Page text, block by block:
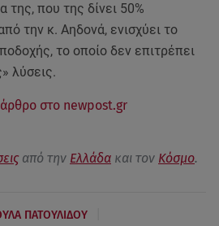
της, που της δίνει 50%
την κ. Αηδονά, ενισχύει το
το οποίο δεν επιτρέπει
λύσεις.
στο newpost.gr
από την Ελλάδα και τον Κόσμο.
ΠΑΤΟΥΛΙΔΟΥ